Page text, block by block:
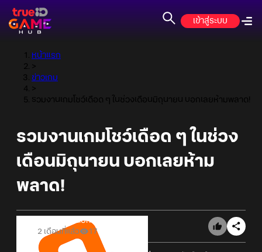
เข้าสู่ระบบ
หน้าแรก
>
ข่าวเกม
>
รวมงานเกมโชว์เดือด ๆ ในช่วงเดือนมิถุนายน บอกเลยห้ามพลาด!
รวมงานเกมโชว์เดือด ๆ ในช่วง
เดือนมิถุนายน บอกเลยห้าม
พลาด!
Online Station
2 เดือนที่แล้ว
17